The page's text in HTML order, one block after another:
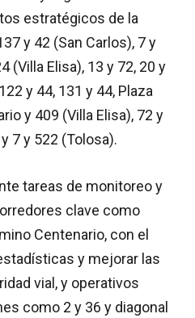
estratégicos de la
y 42 (San Carlos), 7 y
(Villa Elisa), 13 y 72, 20 y
y 44, 131 y 44, Plaza
y 409 (Villa Elisa), 72 y
7 y 522 (Tolosa).
tareas de monitoreo y
clave como
Centenario, con el
y mejorar las
vial, y operativos
como 2 y 36 y diagonal